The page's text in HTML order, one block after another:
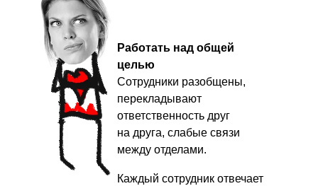
Работать над общей
целью
Сотрудники разобщены,
перекладывают
ответственность друг
на друга, слабые связи
между отделами.
Каждый сотрудник отвечает
Повышаем
сплоченность и
мотивацию коллектива
в 2-3 раза